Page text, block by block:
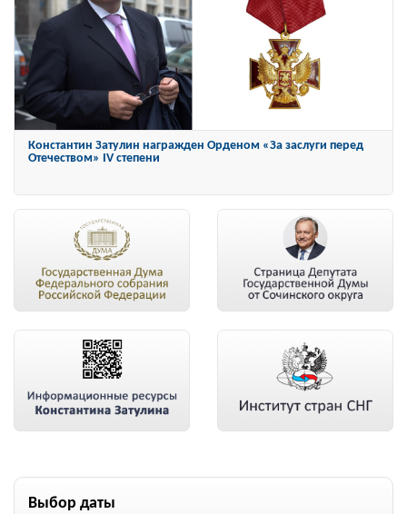
Константин Затулин награжден Орденом «За заслуги перед
Отечеством» IV степени
Выбор даты